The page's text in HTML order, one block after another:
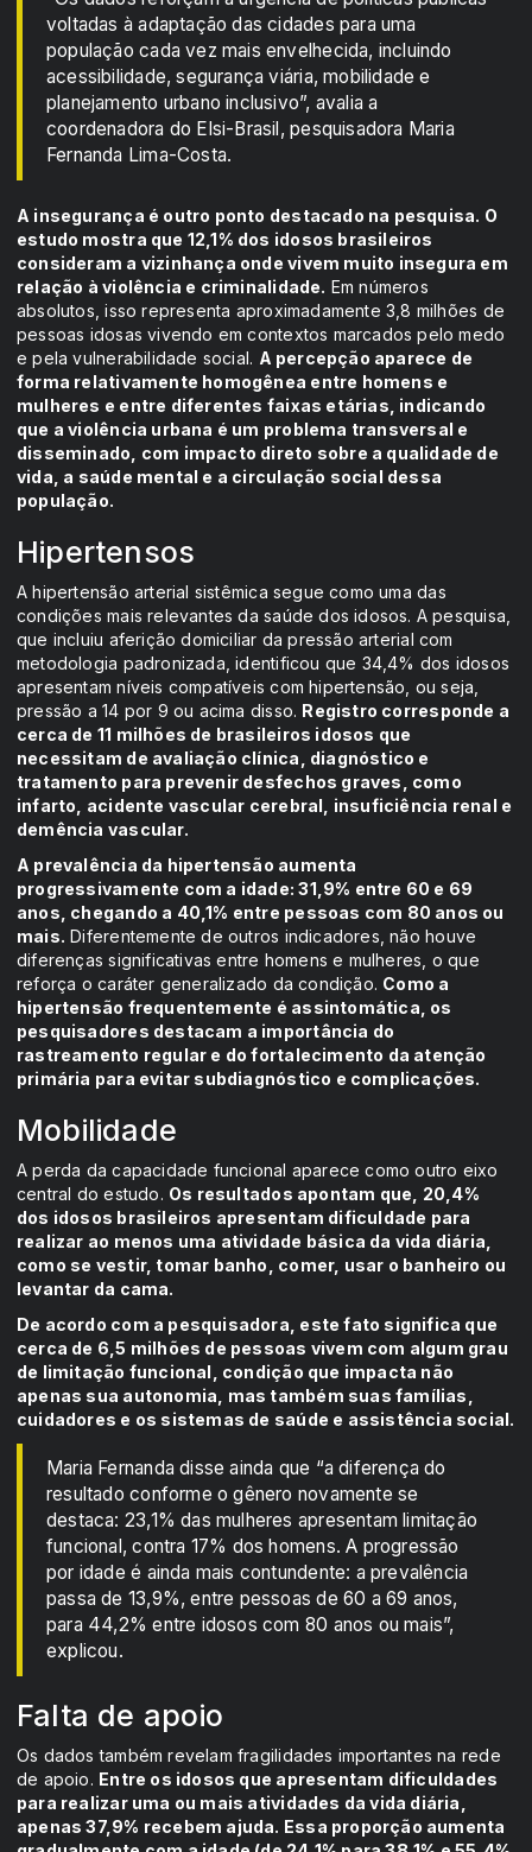
voltadas à adaptação das cidades para uma
população cada vez mais envelhecida, incluindo
acessibilidade, segurança viária, mobilidade e
planejamento urbano inclusivo”, avalia a
coordenadora do Elsi-Brasil, pesquisadora Maria
Fernanda Lima-Costa.
A insegurança é outro ponto destacado na pesquisa. O
estudo mostra que 12,1% dos idosos brasileiros
consideram a vizinhança onde vivem muito insegura em
relação à violência e criminalidade. Em números
absolutos, isso representa aproximadamente 3,8 milhões de
pessoas idosas vivendo em contextos marcados pelo medo
e pela vulnerabilidade social. A percepção aparece de
forma relativamente homogênea entre homens e
mulheres e entre diferentes faixas etárias, indicando
que a violência urbana é um problema transversal e
disseminado, com impacto direto sobre a qualidade de
vida, a saúde mental e a circulação social dessa
população.
Hipertensos
A hipertensão arterial sistêmica segue como uma das
condições mais relevantes da saúde dos idosos. A pesquisa,
que incluiu aferição domiciliar da pressão arterial com
metodologia padronizada, identificou que 34,4% dos idosos
apresentam níveis compatíveis com hipertensão, ou seja,
pressão a 14 por 9 ou acima disso. Registro corresponde a
cerca de 11 milhões de brasileiros idosos que
necessitam de avaliação clínica, diagnóstico e
tratamento para prevenir desfechos graves, como
infarto, acidente vascular cerebral, insuficiência renal e
demência vascular.
A prevalência da hipertensão aumenta
progressivamente com a idade: 31,9% entre 60 e 69
anos, chegando a 40,1% entre pessoas com 80 anos ou
mais. Diferentemente de outros indicadores, não houve
diferenças significativas entre homens e mulheres, o que
reforça o caráter generalizado da condição. Como a
hipertensão frequentemente é assintomática, os
pesquisadores destacam a importância do
rastreamento regular e do fortalecimento da atenção
primária para evitar subdiagnóstico e complicações.
Mobilidade
A perda da capacidade funcional aparece como outro eixo
central do estudo. Os resultados apontam que, 20,4%
dos idosos brasileiros apresentam dificuldade para
realizar ao menos uma atividade básica da vida diária,
como se vestir, tomar banho, comer, usar o banheiro ou
levantar da cama.
De acordo com a pesquisadora, este fato significa que
cerca de 6,5 milhões de pessoas vivem com algum grau
de limitação funcional, condição que impacta não
apenas sua autonomia, mas também suas famílias,
cuidadores e os sistemas de saúde e assistência social.
Maria Fernanda disse ainda que “a diferença do
resultado conforme o gênero novamente se
destaca: 23,1% das mulheres apresentam limitação
funcional, contra 17% dos homens. A progressão
por idade é ainda mais contundente: a prevalência
passa de 13,9%, entre pessoas de 60 a 69 anos,
para 44,2% entre idosos com 80 anos ou mais”,
explicou.
Falta de apoio
Os dados também revelam fragilidades importantes na rede
de apoio. Entre os idosos que apresentam dificuldades
para realizar uma ou mais atividades da vida diária,
apenas 37,9% recebem ajuda. Essa proporção aumenta